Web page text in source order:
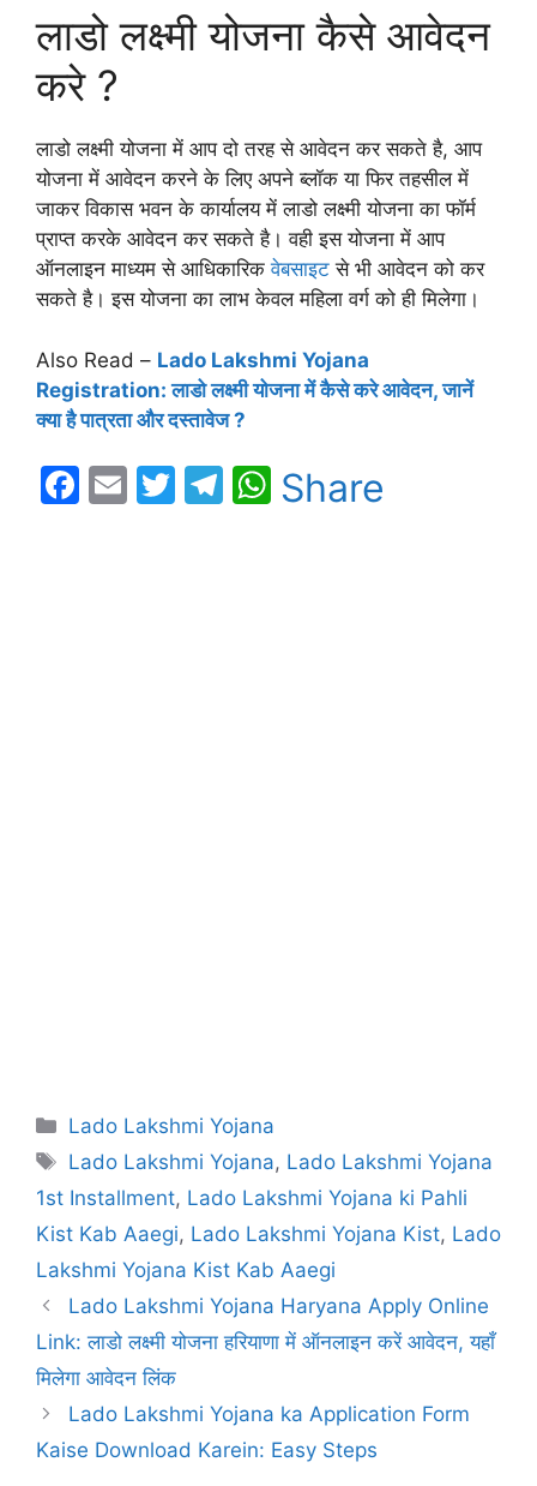
लाडो लक्ष्मी योजना कैसे आवेदन
करे ?
लाडो लक्ष्मी योजना में आप दो तरह से आवेदन कर सकते है, आप
योजना में आवेदन करने के लिए अपने ब्लॉक या फिर तहसील में
जाकर विकास भवन के कार्यालय में लाडो लक्ष्मी योजना का फॉर्म
प्राप्त करके आवेदन कर सकते है। वही इस योजना में आप
ऑनलाइन माध्यम से आधिकारिकवेबसाइट से भी आवेदन को कर
सकते है। इस योजना का लाभ केवल महिला वर्ग को ही मिलेगा।
Also Read – Lado Lakshmi Yojana
Registration: लाडो लक्ष्मी योजना में कैसे करे आवेदन, जानें
क्या है पात्रता और दस्तावेज ?
F
E
T
T
W
Share
Categories
Lado Lakshmi Yojana
Tags
Lado Lakshmi Yojana, Lado Lakshmi Yojana
1st Installment, Lado Lakshmi Yojana ki Pahli
Kist Kab Aaegi, Lado Lakshmi Yojana Kist, Lado
Lakshmi Yojana Kist Kab Aaegi
Lado Lakshmi Yojana Haryana Apply Online
Link: लाडो लक्ष्मी योजना हरियाणा में ऑनलाइन करें आवेदन, यहाँ
मिलेगा आवेदन लिंक
Lado Lakshmi Yojana ka Application Form
Kaise Download Karein: Easy Steps